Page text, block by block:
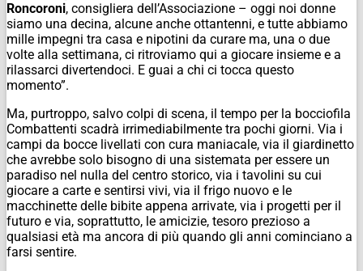
Roncoroni, consigliera dell’Associazione – oggi noi donne
siamo una decina, alcune anche ottantenni, e tutte abbiamo
mille impegni tra casa e nipotini da curare ma, una o due
volte alla settimana, ci ritroviamo qui a giocare insieme e a
rilassarci divertendoci. E guai a chi ci tocca questo
momento”.
Ma, purtroppo, salvo colpi di scena, il tempo per la bocciofila
Combattenti scadrà irrimediabilmente tra pochi giorni. Via i
campi da bocce livellati con cura maniacale, via il giardinetto
che avrebbe solo bisogno di una sistemata per essere un
paradiso nel nulla del centro storico, via i tavolini su cui
giocare a carte e sentirsi vivi, via il frigo nuovo e le
macchinette delle bibite appena arrivate, via i progetti per il
futuro e via, soprattutto, le amicizie, tesoro prezioso a
qualsiasi età ma ancora di più quando gli anni cominciano a
farsi sentire.